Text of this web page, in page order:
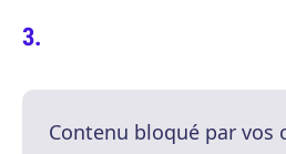
Contenu bloqué par vos